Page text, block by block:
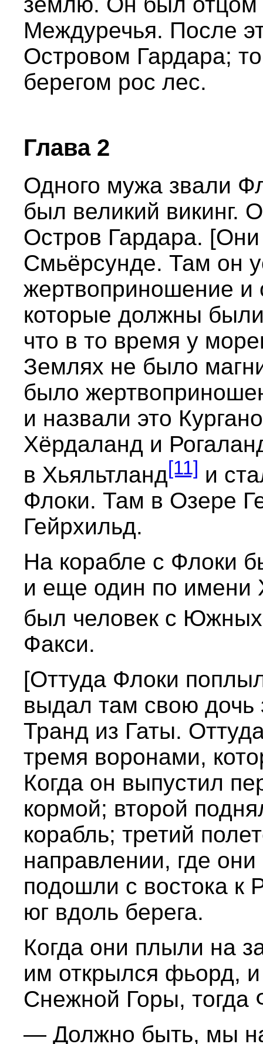
Междуречья. После
Островом Гардара;
берегом рос лес.
Глава 2
Одного мужа звали
был великий викинг.
Остров Гардара. [Они
Смьёрсунде. Там он
жертвоприношение и
которые должны
что в то время у
Землях не было
было
и назвали это
Хёрдаланд и
в Хьяльтланд[11] и
Флоки. Там в Озере
Гейрхильд.
На корабле с Флоки
и еще один по имени
был человек с
Факси.
[Оттуда Флоки
выдал там свою
Транд из Гаты.
тремя воронами,
Когда он выпустил
кормой; второй
корабль; третий
направлении, где
подошли с востока к
юг вдоль берега.
Когда они плыли на
им открылся фьорд,
Снежной Горы, тогда
— Должно быть, мы